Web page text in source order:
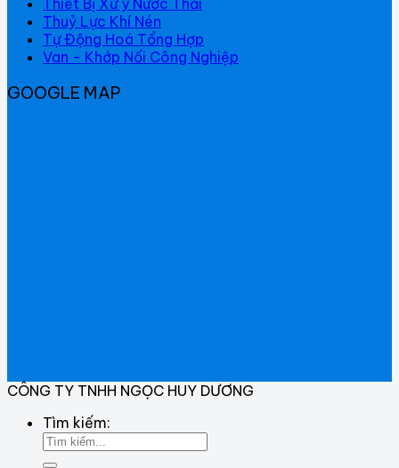
Thuỷ Lực Khí Nén
Tự Động Hoá Tổng Hợp
Van - Khớp Nối Công Nghiệp
GOOGLE MAP
CÔNG TY TNHH NGỌC HUY DƯƠNG
Tìm kiếm: